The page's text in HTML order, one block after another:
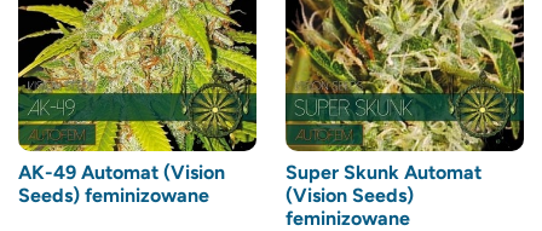
AK-49 Automat (Vision
Seeds) feminizowane
Super Skunk Automat
(Vision Seeds)
feminizowane